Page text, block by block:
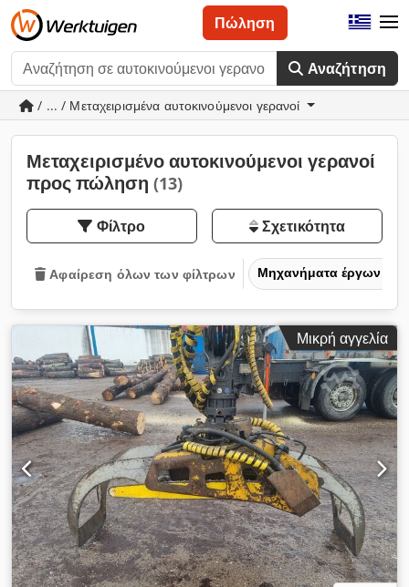
Αναζήτηση
Πώληση
/ ... / Μεταχειρισμένα αυτοκινούμενοι γερανοί
Μεταχειρισμένο αυτοκινούμενοι γερανοί
προς πώληση (13)
Φίλτρο Σχετικότητα
Αφαίρεση όλων των φίλτρων Μηχανήματα έργων
Μικρή αγγελία